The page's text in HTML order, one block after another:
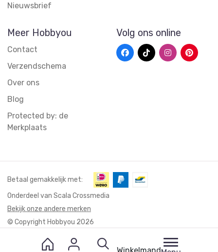
Nieuwsbrief
Meer Hobbyou
Contact
Verzendschema
Over ons
Blog
Protected by: de
Merkplaats
Volg ons online
© Copyright Hobbyou 2026
Onderdeel van Scala Crossmedia
Bekijk onze andere merken
Betaal gemakkelijk met: